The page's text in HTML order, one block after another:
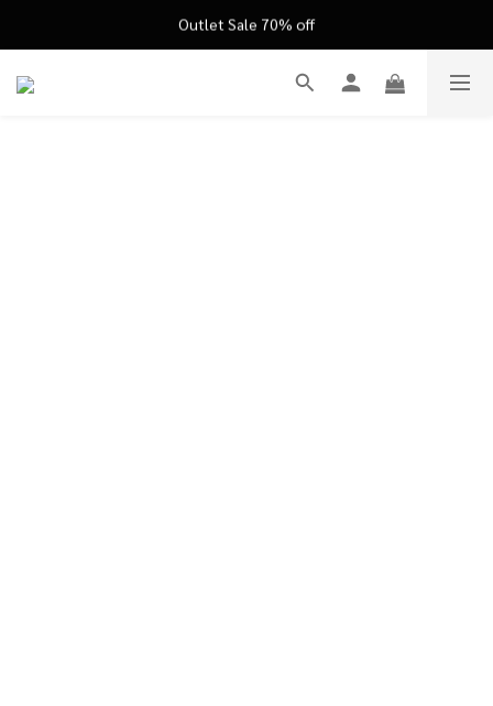
FATHER'S DAY ’26 ｜ 父親節限定盛典